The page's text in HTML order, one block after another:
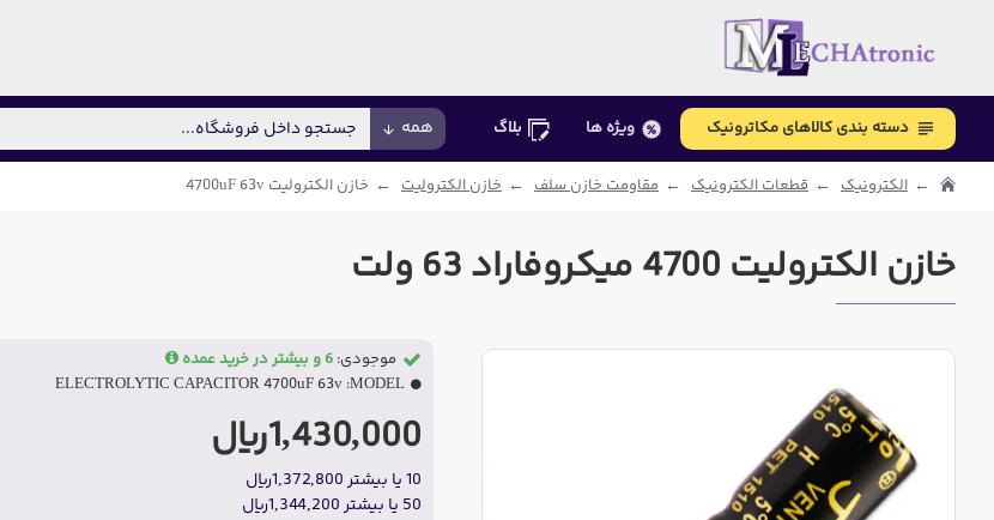
دسته بندی کالاهای مکاترونیک ویژه ها بلاگ همه
الکترونیک قطعات الکترونیک مقاومت خازن سلف خازن الکترولیت خازن الکترولیت 4700uF 63v
خازن الکترولیت 4700 میکروفاراد 63 ولت
1,430,000ریال
10 یا بیشتر 1,372,800ریال
50 یا بیشتر 1,344,200ریال
موجودی: 6 و بیشتر در خرید عمده
MODEL:
ELECTROLYTIC CAPACITOR 4700uF 63v